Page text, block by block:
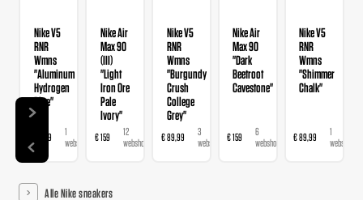
Nike V5
RNR
Wmns
"Aluminum
Hydrogen
Blue"
€ 89,99
1
webshop
Nike Air
Max 90
(III)
"Light
Iron Ore
Pale
Ivory"
€ 159
12
webshops
Nike V5
RNR
Wmns
"Burgundy
Crush
College
Grey"
€ 89,99
3
webshops
Nike Air
Max 90
"Dark
Beetroot
Cavestone"
€ 159
6
webshops
Nike V5
RNR
Wmns
"Shimmer
Chalk"
€ 89,99
1
webshop
Alle Nike sneakers